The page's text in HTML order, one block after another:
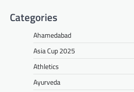
Categories
Ahamedabad
Asia Cup 2025
Athletics
Ayurveda